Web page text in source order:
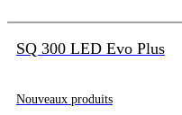
SQ 300 LED Evo Plus
Nouveaux produits